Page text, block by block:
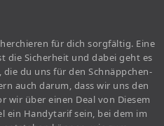
für dich sorgfältig. Eine
die Sicherheit und dabei geht es
du uns für den Schnäppchen-
auch darum, dass wir uns den
wir über einen Deal von Diesem
ein Handytarif sein, bei dem im